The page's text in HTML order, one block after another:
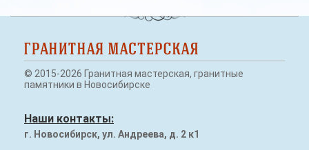
Художественное оформление
Наши работы
Надгробия (плиты) на могилу
© 2015-2026 Гранитная мастерская, гранитные
памятники в Новосибирске
Наши контакты:
г. Новосибирск, ул. Андреева, д. 2 к1